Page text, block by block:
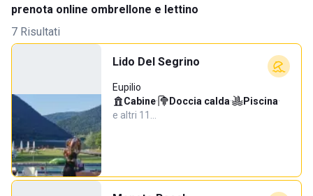
prenota online ombrellone e lettino
7 Risultati
Lido Del Segrino
Eupilio
Cabine· Doccia calda· Piscina·
e altri 11…